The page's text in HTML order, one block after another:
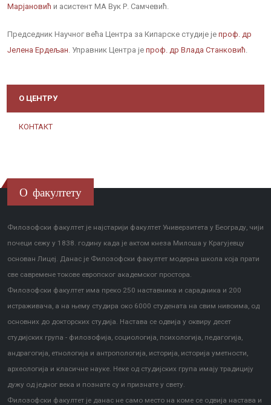
О ЦЕНТРУ
КОНТАКТ
Марјановић и асистент МА Вук Р. Самчевић.
Председник Научног већа Центра за Кипарске студије је проф. др
Јеленa Ердељан. Управник Центра је проф. др Влада Станковић.
О факултету
Филозофски факултет је најстарији факултет Универзитета у Београду, чији
почеци сежу у 1838. годину када је актом кнеза Милоша у Крагујевцу
основан Лицеј. Данас је Филозофски факултет модерна школа која прати
све савремене токове европског академског простора.
Филозофски факултет има преко 250 наставника и сарадника и 200
истраживача, а на њему студира око 6000 студената на свим нивоима, од
основних до докторских студија. Настава се одвија у оквиру десет
студијских група - филозофија, социологија, психологија, педагогија,
андрагогија, етнологија и антропологија, историја, историја уметности,
археологија и класичне науке. Неке од студијских група имају традицију
дужу од једног века и познате су и признате у свету.
Филозофски факултет је данас не само место на коме се одвија настава и